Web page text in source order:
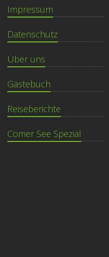
Impressum
Datenschutz
Über uns
Gästebuch
Reiseberichte
Comer See Spezial